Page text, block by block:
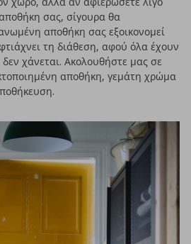
σας, σίγουρα θα
αποθήκη σας εξοικονομεί
τη διάθεση, αφού όλα έχουν
χάνεται. Ακολουθήστε μας σε
αποθήκη, γεμάτη χρώμα